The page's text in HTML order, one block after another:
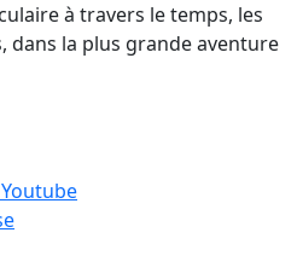
à travers le temps, les
dans la plus grande aventure